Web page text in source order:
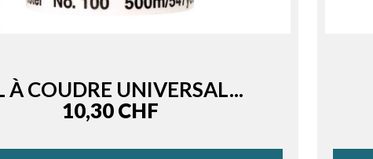
À COUDRE UNIVERSAL...
Price
10,30 CHF